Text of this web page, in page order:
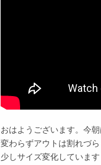
おはようございます。今
変わらずアウトは割れづ
少しサイズ変化していま